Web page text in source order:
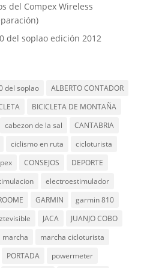
del Compex Wireless
del soplao edición 2012
del soplao
ALBERTO CONTADOR
BICICLETA DE MONTAÑA
cabezon de la sal
CANTABRIA
ciclismo en ruta
cicloturista
CONSEJOS
DEPORTE
electroestimulador
GARMIN
garmin 810
JACA
JUANJO COBO
marcha
marcha cicloturista
PORTADA powermeter